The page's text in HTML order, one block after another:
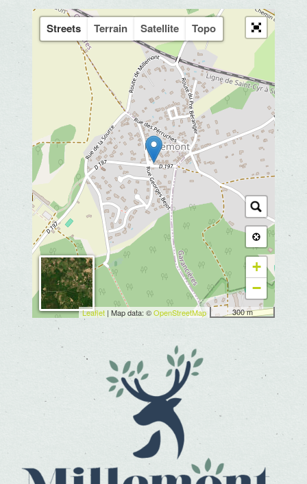
Streets Terrain Satellite Topo
+
−
300 m
Leaflet | Map data: ©OpenStreetMap